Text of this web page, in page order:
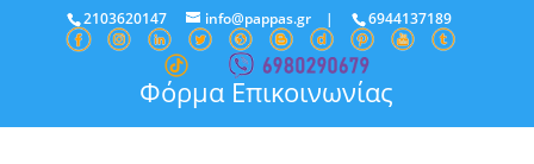
2103620147 info@pappas.gr| 6944137189
Φόρμα Επικοινωνίας